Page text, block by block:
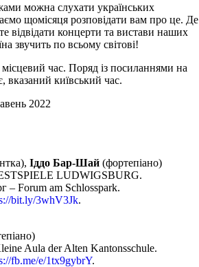
можна слухати українських
щомісяця розповідати вам про це. Де
відвідати концерти та вистави наших
звучить по всьому світові!
час. Поряд із посиланнями на
вказаний київський час.
2022
Іддо Бар-Шай (фортепіано)
LUDWIGSBURG.
– Forum am Schlosspark.
bit.ly/3whV3Jk.
Aula der Alten Kantonsschule.
fb.me/e/1tx9gybrY.